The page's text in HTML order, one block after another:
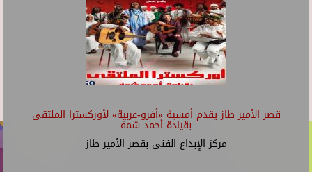
قصر الأمير طاز يقدم أمسية «أفرو-عربية» لأوركسترا الملتقى
بقيادة أحمد شمة
مركز الإبداع الفنى بقصر الأمير طاز